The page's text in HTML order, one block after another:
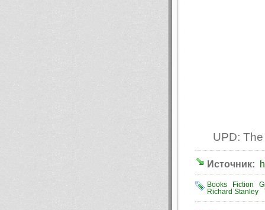
UPD:
Источник:
Books Fiction
Richard Stanley